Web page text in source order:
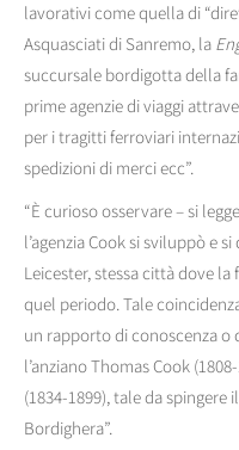
lavorativi come quella di
Asquasciati di Sanremo, la
succursale bordigotta della
prime agenzie di viaggi
per i tragitti ferroviari
spedizioni di merci ecc”.
“È curioso osservare – si
l’agenzia Cook si sviluppò e
Leicester, stessa città dove la
quel periodo. Tale
un rapporto di conoscenza o
l’anziano Thomas Cook
(1834-1899), tale da
Bordighera”.